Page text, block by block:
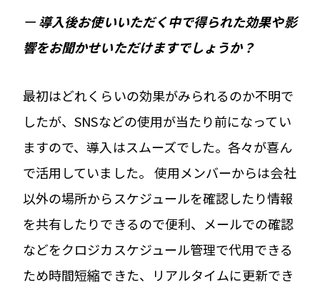
ー導入後お使いいただく中で得られた効果や影
響をお聞かせいただけますでしょうか？
最初はどれくらいの効果がみられるのか不明で
したが、SNSなどの使用が当たり前になってい
ますので、導入はスムーズでした。各々が喜ん
で活用していました。 使用メンバーからは会社
以外の場所からスケジュールを確認したり情報
を共有したりできるので便利、メールでの確認
などをクロジカスケジュール管理で代用できる
ため時間短縮できた、リアルタイムに更新でき